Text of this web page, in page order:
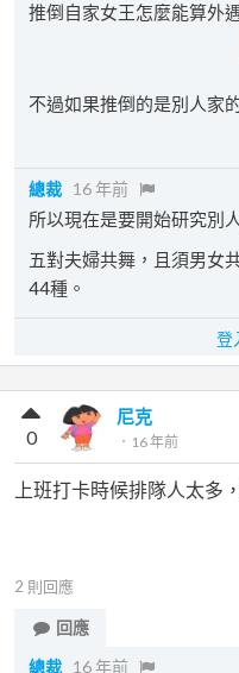
推倒自家女王怎麼能算外
不過如果推倒的是別人家
總裁 16 年前
所以現在是要開始研究別
五對夫婦共舞，且須男女
44種。
登
尼克
． 16 年前
0
上班打卡時候排隊人太多
2 則回應
回應
總裁 16 年前